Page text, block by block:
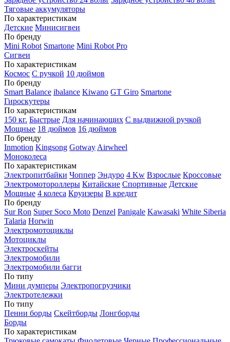
Тяговые аккумуляторы
По характеристикам
Детские Минисигвеи
По бренду
Mini Robot Smartone Mini Robot Pro
Сигвеи
По характеристикам
Космос С ручкой 10 дюймов
По бренду
Smart Balance ibalance Kiwano GT Giro Smartone
Гироскутеры
По характеристикам
150 кг. Быстрые Для начинающих С выдвижной ручкой
Мощные 18 дюймов 16 дюймов
По бренду
Inmotion Kingsong Gotway Airwheel
Моноколеса
По характеристикам
Электропитбайки Чоппер Эндуро 4 Kw Взрослые Кроссовые
Электромотороллеры Китайские Спортивные Детские
Мощные 4 колеса Круизеры В кредит
По бренду
Sur Ron Super Soco Moto Denzel Panigale Kawasaki White Siberia
Talaria Horwin
Электромотоциклы
Мотоциклы
Электроскейты
Электромобили
Электромобили багги
По типу
Мини думперы Электропогрузчики
Электротележки
По типу
Пенни борды Скейтборды Лонгборды
Борды
По характеристикам